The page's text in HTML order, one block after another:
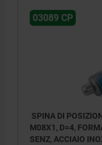
03089 CP
SPINA DI
M08X1, D=4,
SENZ, ACCIAIO